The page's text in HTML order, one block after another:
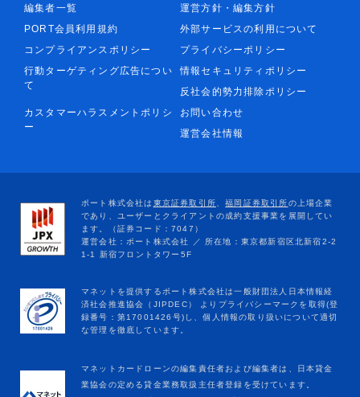
編集者一覧
運営方針・編集方針
PORT会員利用規約
外部サービスの利用について
コンプライアンスポリシー
プライバシーポリシー
行動ターゲティング広告につい
て
情報セキュリティポリシー
反社会的勢力排除ポリシー
カスタマーハラスメントポリシ
ー
お問い合わせ
運営会社情報
マネットカードローンの編集責任者および編集者は、日本貸金
業協会の定める貸金業務取扱主任者登録を受けています。